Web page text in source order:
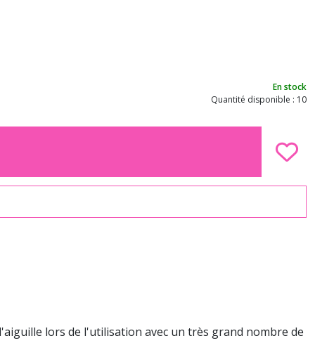
En stock
Quantité disponible : 10
lors de l'utilisation avec un très grand nombre de